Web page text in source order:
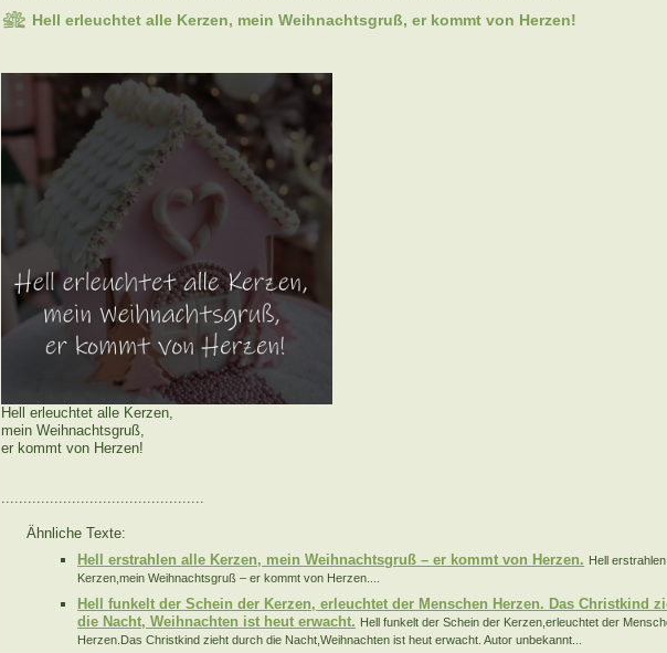
Hell erleuchtet alle Kerzen, mein Weihnachtsgruß, er kommt von Herzen!
Hell erleuchtet alle Kerzen,
mein Weihnachtsgruß,
er kommt von Herzen!
..............................................
Ähnliche Texte:
Hell erstrahlen alle Kerzen, mein Weihnachtsgruß – er kommt von Herzen. Hell
Kerzen,mein Weihnachtsgruß – er kommt von Herzen....
Hell funkelt der Schein der Kerzen, erleuchtet der Menschen Herzen. Das Christkind
die Nacht, Weihnachten ist heut erwacht. Hell funkelt der Schein der Kerzen,erleuchtet der
Herzen.Das Christkind zieht durch die Nacht,Weihnachten ist heut erwacht. Autor unbekannt...